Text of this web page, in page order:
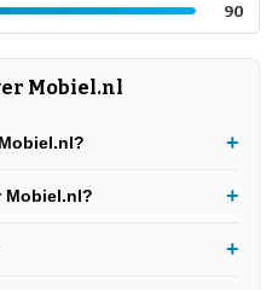
90
Mobiel.nl
Mobiel.nl?